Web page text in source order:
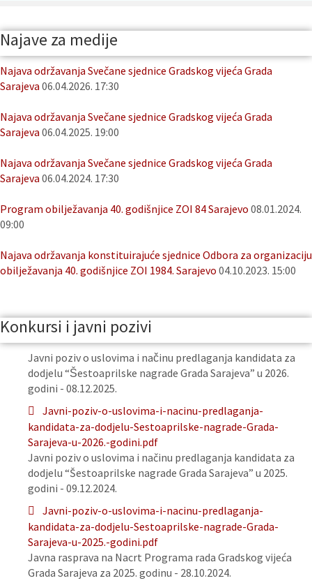
Najave za medije
Najava održavanja Svečane sjednice Gradskog vijeća Grada
Sarajeva 06.04.2026. 17:30
Najava održavanja Svečane sjednice Gradskog vijeća Grada
Sarajeva 06.04.2025. 19:00
Najava održavanja Svečane sjednice Gradskog vijeća Grada
Sarajeva 06.04.2024. 17:30
Program obilježavanja 40. godišnjice ZOI 84 Sarajevo 08.01.2024.
09:00
Najava održavanja konstituirajuće sjednice Odbora za organizaciju
obilježavanja 40. godišnjice ZOI 1984. Sarajevo 04.10.2023. 15:00
Konkursi i javni pozivi
Javni poziv o uslovima i načinu predlaganja kandidata za
dodjelu “Šestoaprilske nagrade Grada Sarajeva” u 2026.
godini - 08.12.2025.
Javni-poziv-o-uslovima-i-nacinu-predlaganja-
kandidata-za-dodjelu-Sestoaprilske-nagrade-Grada-
Sarajeva-u-2026.-godini.pdf
Javni poziv o uslovima i načinu predlaganja kandidata za
dodjelu “Šestoaprilske nagrade Grada Sarajeva” u 2025.
godini - 09.12.2024.
Javni-poziv-o-uslovima-i-nacinu-predlaganja-
kandidata-za-dodjelu-Sestoaprilske-nagrade-Grada-
Sarajeva-u-2025.-godini.pdf
Javna rasprava na Nacrt Programa rada Gradskog vijeća
Grada Sarajeva za 2025. godinu - 28.10.2024.